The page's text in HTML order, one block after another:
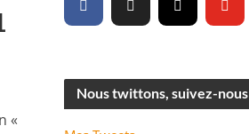
«
Nous twittons, suivez-nous